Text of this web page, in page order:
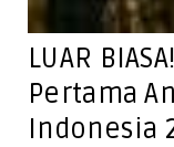
LUAR
Pertama
Indonesia